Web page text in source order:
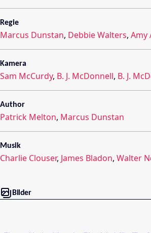
Regie
Marcus Dunstan, Debbie Walters, Amy
Kamera
Sam McCurdy, B. J. McDonnell, B. J.
Author
Patrick Melton, Marcus Dunstan
Musik
Charlie Clouser, James Bladon, Walter
Bilder